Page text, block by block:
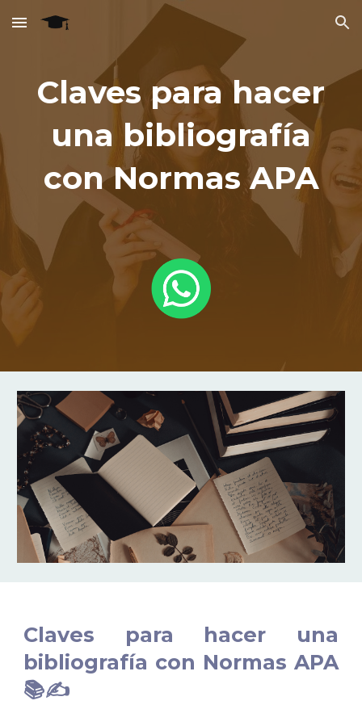
Skip to main content Skip to navigation
Claves para hacer
una bibliografía
con Normas APA
Claves para hacer una
bibliografía con Normas APA
📚✍️